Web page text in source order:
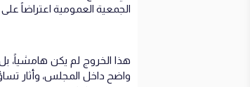
الجمعية العمومية اعتراضاً
هذا الخروج لم يكن هامشياً،
واضح داخل المجلس، وأثار